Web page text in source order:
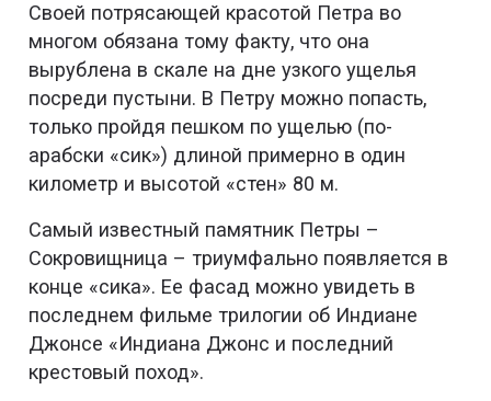
Своей потрясающей красотой Петра во
многом обязана тому факту, что она
вырублена в скале на дне узкого ущелья
посреди пустыни. В Петру можно попасть,
только пройдя пешком по ущелью (по-
арабски «сик») длиной примерно в один
километр и высотой «стен» 80 м.
Самый известный памятник Петры –
Сокровищница – триумфально появляется в
конце «сика». Ее фасад можно увидеть в
последнем фильме трилогии об Индиане
Джонсе «Индиана Джонс и последний
крестовый поход».